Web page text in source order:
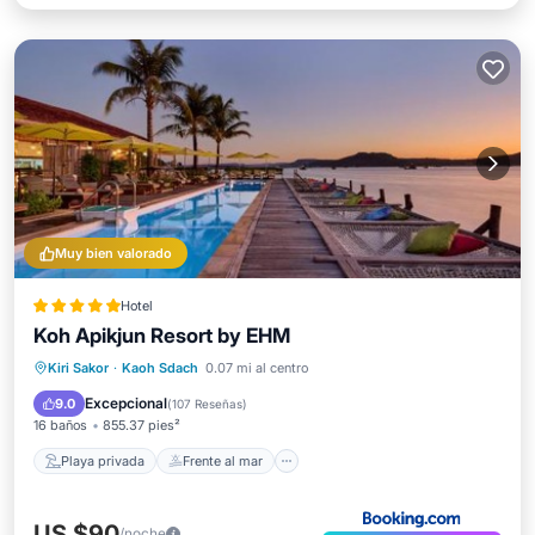
Muy bien valorado
Hotel
Koh Apikjun Resort by EHM
Kiri Sakor · Kaoh Sdach 0.07 mi al centro
9.0 Excepcional(107 Reseñas)
16 baños 855.37 pies²
Playa privada Frente al mar
Playa privada Frente al mar
Vista al mar